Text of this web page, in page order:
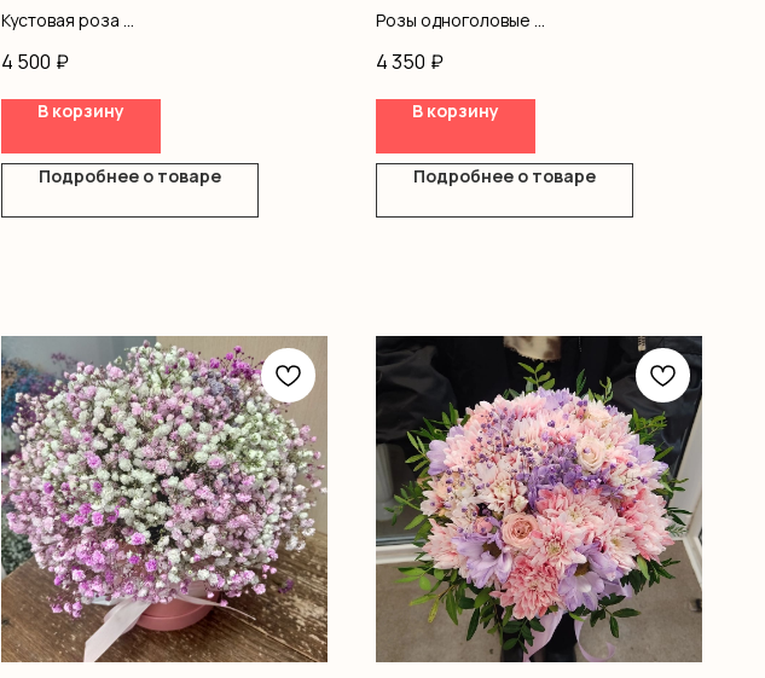
Кустовая роза
Альстромерия
Оформление
4 500 ₽
В корзину
Подробнее о товаре
Розы одноголовые
4 350 ₽
В корзину
Подробнее о товаре